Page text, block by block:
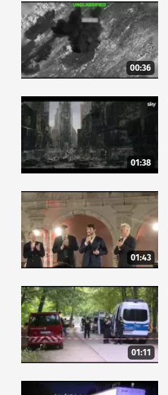
00:36
01:38
01:43
01:11